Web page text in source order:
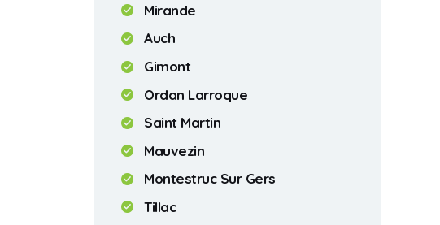
Mirande
Auch
Gimont
Ordan Larroque
Saint Martin
Mauvezin
Montestruc Sur Gers
Tillac